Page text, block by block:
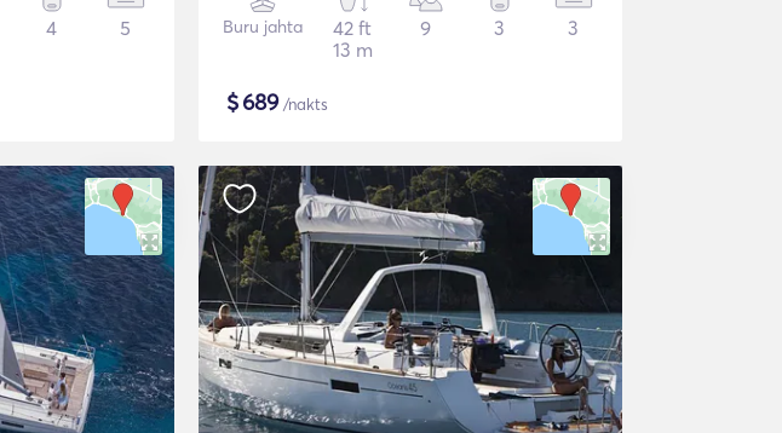
4 5 Buru jahta
42 ft
13 m
9 3 3
$689/nakts